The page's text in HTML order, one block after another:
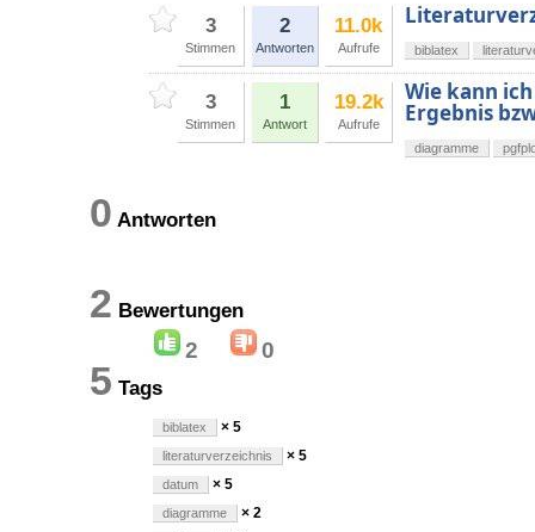
3
Stimmen
2
Antworten
11.0k
Aufrufe biblatex
3
Stimmen
1
Antwort
19.2k
Aufrufe
Wie kann
Ergebnis
diagramme
0 Antworten
2 Bewertungen
2 0
5 Tags
biblatex × 5
literaturverzeichnis × 5
datum × 5
diagramme × 2